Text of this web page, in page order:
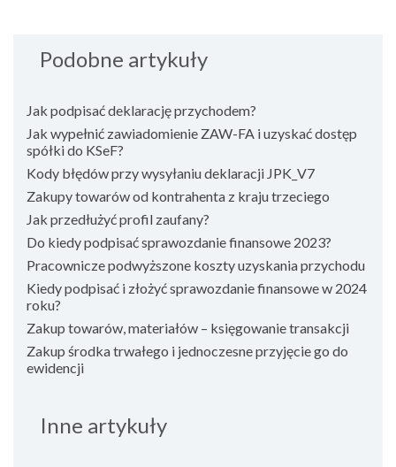
Podobne artykuły
Jak podpisać deklarację przychodem?
Jak wypełnić zawiadomienie ZAW-FA i uzyskać dostęp
spółki do KSeF?
Kody błędów przy wysyłaniu deklaracji JPK_V7
Zakupy towarów od kontrahenta z kraju trzeciego
Jak przedłużyć profil zaufany?
Do kiedy podpisać sprawozdanie finansowe 2023?
Pracownicze podwyższone koszty uzyskania przychodu
Kiedy podpisać i złożyć sprawozdanie finansowe w 2024
roku?
Zakup towarów, materiałów – księgowanie transakcji
Zakup środka trwałego i jednoczesne przyjęcie go do
ewidencji
Inne artykuły